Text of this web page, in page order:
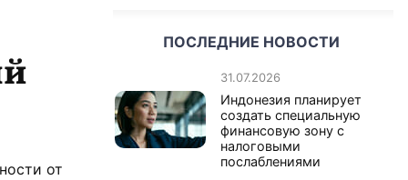
от
ПОСЛЕДНИЕ НОВОСТИ
31.07.2026
Индонезия планирует
создать специальную
финансовую зону с
налоговыми
послаблениями